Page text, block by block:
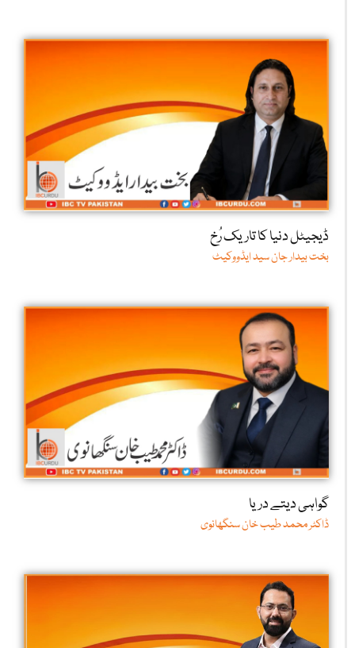
ڈیجیٹل دنیا کا تاریک رُخ
بخت بیدار جان سید ایڈووکیٹ
گواہی دیتے دریا
ڈاکٹر محمد طیب خان سنگھانوی